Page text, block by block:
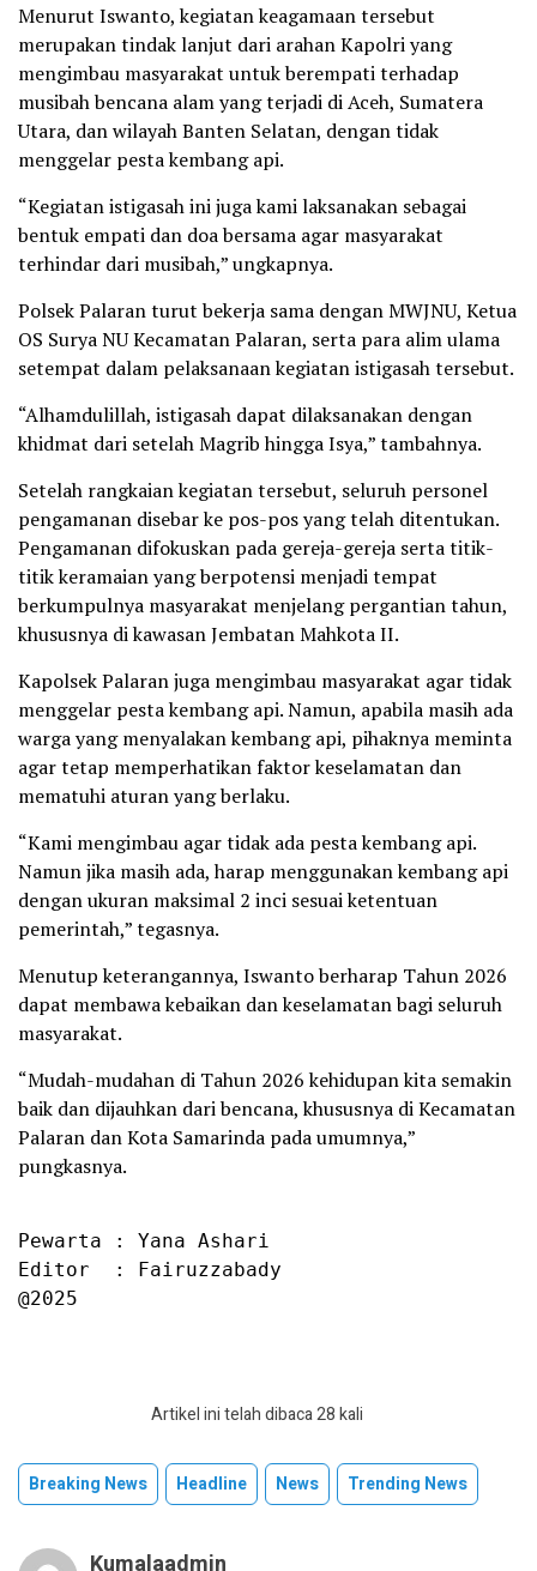
Menurut Iswanto, kegiatan keagamaan tersebut
merupakan tindak lanjut dari arahan Kapolri yang
mengimbau masyarakat untuk berempati terhadap
musibah bencana alam yang terjadi di Aceh, Sumatera
Utara, dan wilayah Banten Selatan, dengan tidak
menggelar pesta kembang api.
“Kegiatan istigasah ini juga kami laksanakan sebagai
bentuk empati dan doa bersama agar masyarakat
terhindar dari musibah,” ungkapnya.
Polsek Palaran turut bekerja sama dengan MWJNU, Ketua
OS Surya NU Kecamatan Palaran, serta para alim ulama
setempat dalam pelaksanaan kegiatan istigasah tersebut.
“Alhamdulillah, istigasah dapat dilaksanakan dengan
khidmat dari setelah Magrib hingga Isya,” tambahnya.
Setelah rangkaian kegiatan tersebut, seluruh personel
pengamanan disebar ke pos-pos yang telah ditentukan.
Pengamanan difokuskan pada gereja-gereja serta titik-
titik keramaian yang berpotensi menjadi tempat
berkumpulnya masyarakat menjelang pergantian tahun,
khususnya di kawasan Jembatan Mahkota II.
Kapolsek Palaran juga mengimbau masyarakat agar tidak
menggelar pesta kembang api. Namun, apabila masih ada
warga yang menyalakan kembang api, pihaknya meminta
agar tetap memperhatikan faktor keselamatan dan
mematuhi aturan yang berlaku.
“Kami mengimbau agar tidak ada pesta kembang api.
Namun jika masih ada, harap menggunakan kembang api
dengan ukuran maksimal 2 inci sesuai ketentuan
pemerintah,” tegasnya.
Menutup keterangannya, Iswanto berharap Tahun 2026
dapat membawa kebaikan dan keselamatan bagi seluruh
masyarakat.
“Mudah-mudahan di Tahun 2026 kehidupan kita semakin
baik dan dijauhkan dari bencana, khususnya di Kecamatan
Palaran dan Kota Samarinda pada umumnya,”
pungkasnya.
Pewarta : Yana Ashari
Editor  : Fairuzzabady
@2025
Artikel ini telah dibaca 28 kali
Breaking News Headline News Trending News
Kumalaadmin